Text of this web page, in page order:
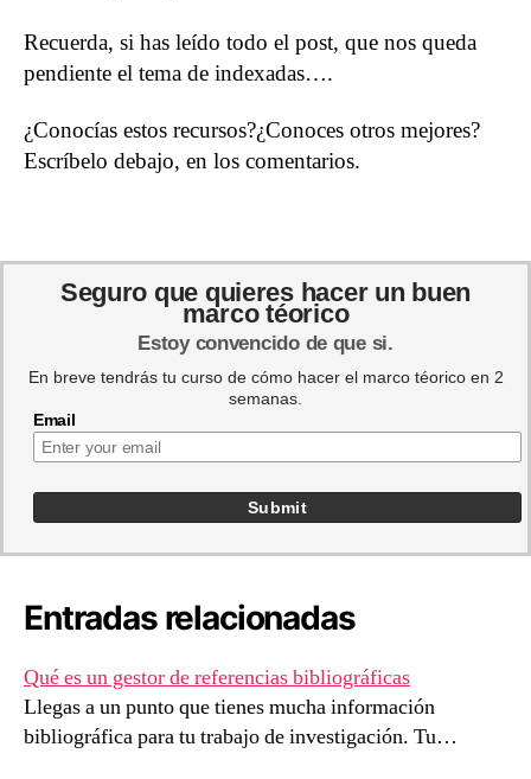
Recuerda, si has leído todo el post, que nos queda
pendiente el tema de indexadas….
¿Conocías estos recursos?¿Conoces otros mejores?
Escríbelo debajo, en los comentarios.
Seguro que quieres hacer un buen
marco téorico
Estoy convencido de que si.
En breve tendrás tu curso de cómo hacer el marco téorico en 2
semanas.
Email
Entradas relacionadas
Qué es un gestor de referencias bibliográficas
Llegas a un punto que tienes mucha información
bibliográfica para tu trabajo de investigación. Tu…